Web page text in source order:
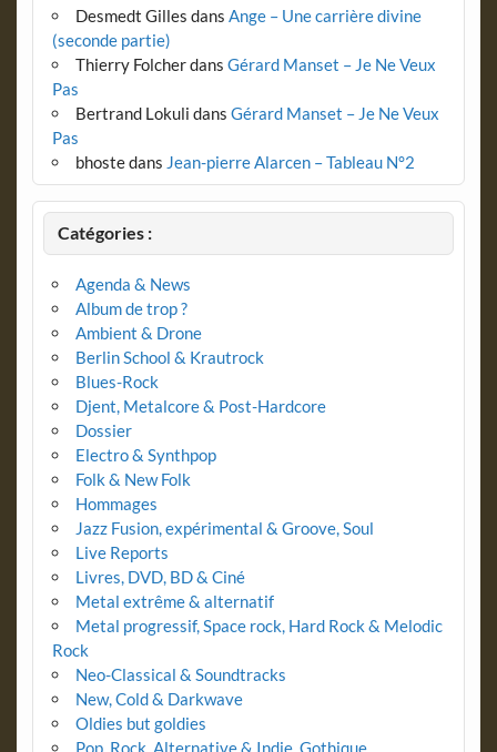
Desmedt Gilles dans Ange – Une carrière divine
(seconde partie)
Thierry Folcherdans Gérard Manset – Je Ne Veux
Pas
Bertrand Lokuli dans Gérard Manset – Je Ne Veux
Pas
bhostedans Jean-pierre Alarcen – Tableau N°2
Catégories :
Agenda & News
Album de trop ?
Ambient & Drone
Berlin School & Krautrock
Blues-Rock
Djent, Metalcore & Post-Hardcore
Dossier
Electro & Synthpop
Folk & New Folk
Hommages
Jazz Fusion, expérimental & Groove, Soul
Live Reports
Livres, DVD, BD & Ciné
Metal extrême & alternatif
Metal progressif, Space rock, Hard Rock & Melodic
Rock
Neo-Classical & Soundtracks
New, Cold & Darkwave
Oldies but goldies
Pop, Rock, Alternative & Indie, Gothique